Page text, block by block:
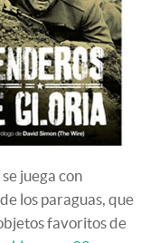
juega con
los paraguas, que
favoritos de